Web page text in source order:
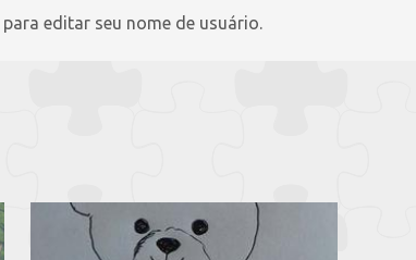
para editar seu nome de usuário.